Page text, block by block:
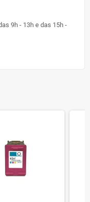
9h - 13h e das 15h -